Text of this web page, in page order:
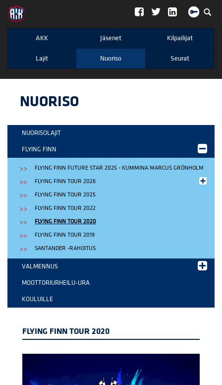
";
AKK Jäsenet Kilpailijat
Lajit Nuoriso Seurat
NUORISO
NUORISOLAJIT
FLYING FINN
FLYING FINN FUTURE STAR 2025 - KUMMINA MARCUS GRÖNHOLM
FLYING FINN TOUR 2026
FLYING FINN TOUR 2025
FLYING FINN TOUR 2022
FLYING FINN TOUR 2020
FLYING FINN TOUR 2019
SANTANDER -RAHOITUS
VALMENNUS
MOOTTORIURHEILU-URA
KOULUILLE
FLYING FINN TOUR 2020